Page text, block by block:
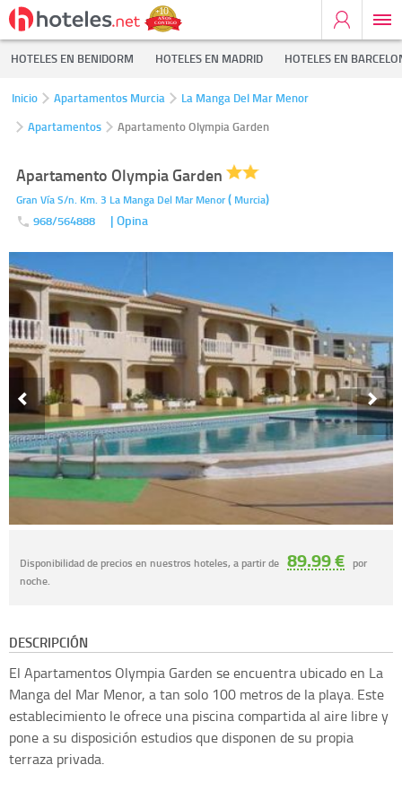
HOTELES EN BENIDORM HOTELES EN MADRID HOTELES EN
Inicio Apartamentos Murcia
La Manga Del Mar Menor
Apartamentos
Apartamento Olympia Garden
Apartamento Olympia Garden
Gran Vía S/n. Km. 3 La Manga Del Mar Menor( Murcia)
968/564888 | Opina
Disponibilidad de precios en nuestros hoteles, a partir de 89.99 € por
noche.
DESCRIPCIÓN
El Apartamentos Olympia Garden se encuentra ubicado en La
Manga del Mar Menor, a tan solo 100 metros de la playa. Este
establecimiento le ofrece una piscina compartida al aire libre y
pone a su disposición estudios que disponen de su propia
terraza privada.